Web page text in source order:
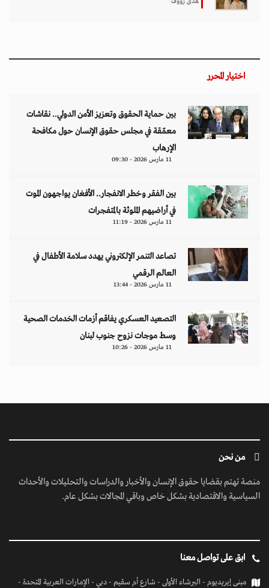
اختيار المحرر
بين حماية الحقوق وتعزيز الأمن الدولي.. نقاشات
معمّقة في مجلس حقوق الإنسان حول مكافحة
الإرهاب
11 مارس 2026 - 09:30
بين الفقر وخطر الانفجار.. الأفغان يواجهون الموت
في أراضيهم الملوثة بالمتفجرات
11 مارس 2026 - 11:19
تصاعد التنمر الإلكتروني يهدد سلامة الأطفال في
العالم الرقمي
11 مارس 2026 - 13:44
التصعيد العسكري يفاقم أزمات الخدمات الصحية
وسط موجات نزوح جنوب لبنان
11 مارس 2026 - 10:26
من نحن
منصة تهتم بقضايا حقوق الإنسان والأخبار والدراسات والتحليلات والأحداث
السياسية والاقتصادية بشكل خاص وباقي المجالات بشكل عام.
ابق على تواصل معنا
مبنى إيريديوم - البرشاء الأولى - شارع أم سقيم - دبي - الإمارات العربية المتحدة -